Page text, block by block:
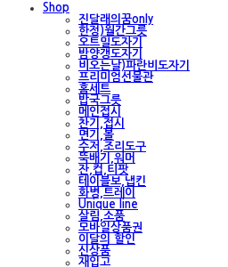
Shop
진달래의꿈only
한정)월간그릇
오트밀도자기
밤양갱도자기
비오는날)파란비도자기
프리미엄선물관
홈세트
밥국그릇
메인접시
찬기,접시
면기,볼
수저,조리도구
뚝배기,워머
잔,컵,티팟
테이블보,냅킨
화병,트레이
Unique line
살림,소품
모바일상품권
이달의 할인
신상품
재입고